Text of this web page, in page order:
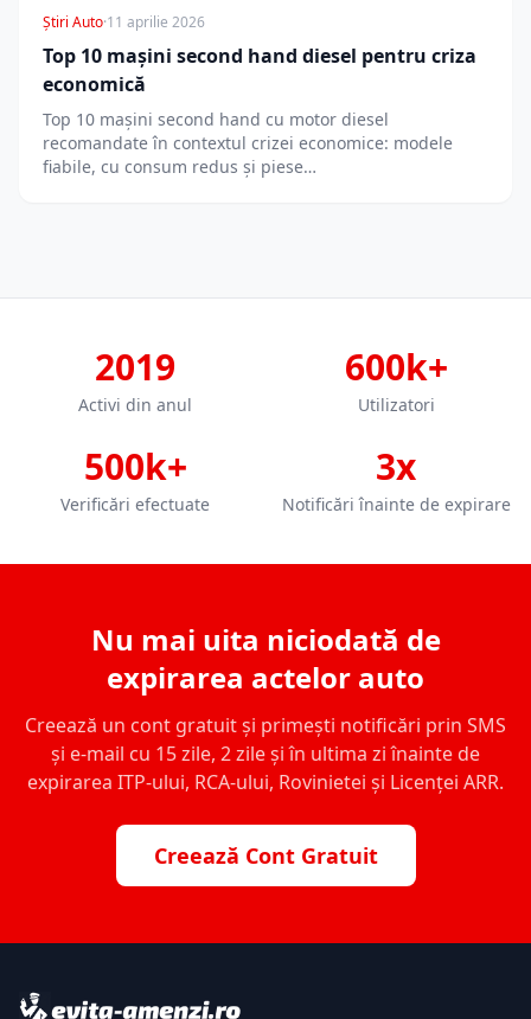
Știri Auto·11 aprilie 2026
Top 10 mașini second hand diesel pentru criza
economică
Top 10 mașini second hand cu motor diesel
recomandate în contextul crizei economice: modele
fiabile, cu consum redus și piese…
2019
Activi din anul
600k+
Utilizatori
500k+
Verificări efectuate
3x
Notificări înainte de expirare
Nu mai uita niciodată de
expirarea actelor auto
Creează un cont gratuit și primești notificări prin SMS
și e-mail cu 15 zile, 2 zile și în ultima zi înainte de
expirarea ITP-ului, RCA-ului, Rovinietei și Licenței ARR.
Creează Cont Gratuit